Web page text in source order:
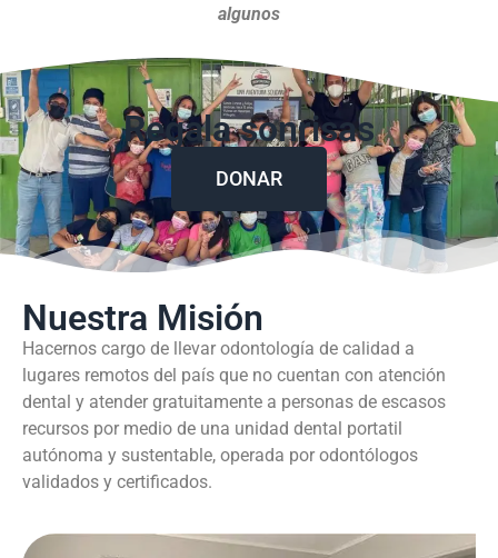
algunos
Regala sonrisas
DONAR
Nuestra Misión
Hacernos cargo de llevar odontología de calidad a
lugares remotos del país que no cuentan con atención
dental y atender gratuitamente a personas de escasos
recursos por medio de una unidad dental portatil
autónoma y sustentable, operada por odontólogos
validados y certificados.